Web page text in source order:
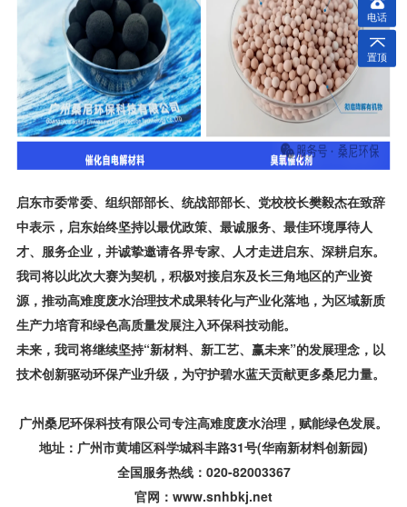
启东市委常委、组织部部长、统战部部长、党校校长樊毅杰在致辞
中表示，启东始终坚持以最优政策、最诚服务、最佳环境厚待人
才、服务企业，并诚挚邀请各界专家、人才走进启东、深耕启东。
我司将以此次大赛为契机，积极对接启东及长三角地区的产业资
源，推动高难度废水治理技术成果转化与产业化落地，为区域新质
生产力培育和绿色高质量发展注入环保科技动能。
未来，我司将继续坚持“新材料、新工艺、赢未来”的发展理念，以
技术创新驱动环保产业升级，为守护碧水蓝天贡献更多桑尼力量。
广州桑尼环保科技有限公司专注高难度废水治理，赋能绿色发展。
地址：广州市黄埔区科学城科丰路31号(华南新材料创新园)
全国服务热线：020-82003367
官网：www.snhbkj.net
电话
置顶